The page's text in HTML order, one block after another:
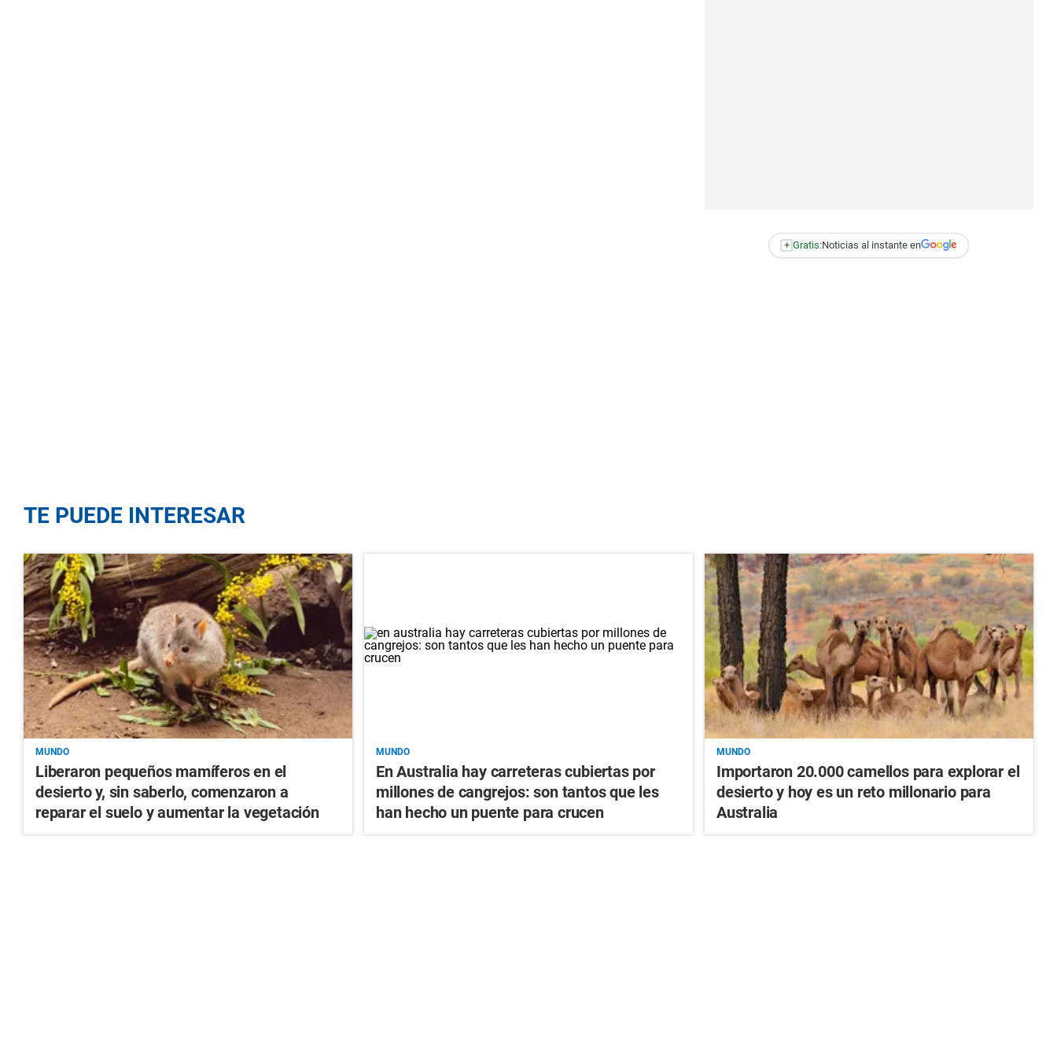
+ Gratis:Noticias al instante en
TE PUEDE INTERESAR
MUNDO
Liberaron pequeños mamíferos en el
desierto y, sin saberlo, comenzaron a
reparar el suelo y aumentar la vegetación
MUNDO
En Australia hay carreteras cubiertas por
millones de cangrejos: son tantos que les
han hecho un puente para crucen
MUNDO
Importaron 20.000 camellos para explorar el
desierto y hoy es un reto millonario para
Australia